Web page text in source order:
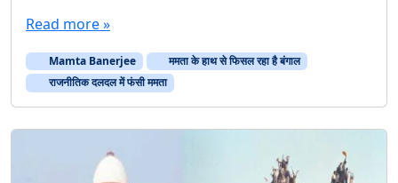
Read more »
Mamta Banerjee
ममता के हाथ से फिसल रहा है बंगाल
राजनीतिक दलदल में फंसी ममता